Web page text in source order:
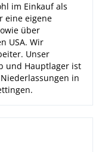
im Einkauf als
eine eigene
über
USA. Wir
Unser
und Hauptlager ist
in